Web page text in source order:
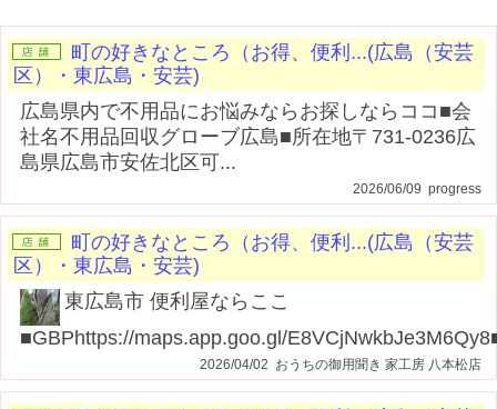
町の好きなところ（お得、便利...(広島（安芸
区）・東広島・安芸)
広島県内で不用品にお悩みならお探しならココ■会
社名不用品回収グローブ広島■所在地〒731-0236広
島県広島市安佐北区可...
2026/06/09 progress
町の好きなところ（お得、便利...(広島（安芸
区）・東広島・安芸)
東広島市 便利屋ならここ
■GBPhttps://maps.app.goo.gl/
2026/04/02 おうちの御用聞き 家工房 八本松店